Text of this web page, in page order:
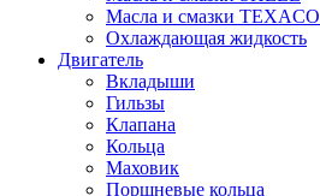
Масла и смазки TEXACO
Охлаждающая жидкость
Двигатель
Вкладыши
Гильзы
Клапана
Кольца
Маховик
Поршневые кольца